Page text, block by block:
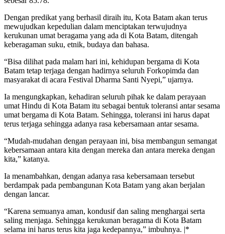
Dengan predikat yang berhasil diraih itu, Kota Batam akan terus
mewujudkan kepedulian dalam menciptakan terwujudnya
kerukunan umat beragama yang ada di Kota Batam, ditengah
keberagaman suku, etnik, budaya dan bahasa.
“Bisa dilihat pada malam hari ini, kehidupan bergama di Kota
Batam tetap terjaga dengan hadirnya seluruh Forkopimda dan
masyarakat di acara Festival Dharma Santi Nyepi,” ujarnya.
Ia mengungkapkan, kehadiran seluruh pihak ke dalam perayaan
umat Hindu di Kota Batam itu sebagai bentuk toleransi antar sesama
umat bergama di Kota Batam. Sehingga, toleransi ini harus dapat
terus terjaga sehingga adanya rasa kebersamaan antar sesama.
“Mudah-mudahan dengan perayaan ini, bisa membangun semangat
kebersamaan antara kita dengan mereka dan antara mereka dengan
kita,” katanya.
Ia menambahkan, dengan adanya rasa kebersamaan tersebut
berdampak pada pembangunan Kota Batam yang akan berjalan
dengan lancar.
“Karena semuanya aman, kondusif dan saling menghargai serta
saling menjaga. Sehingga kerukunan beragama di Kota Batam
selama ini harus terus kita jaga kedepannya,” imbuhnya. |*